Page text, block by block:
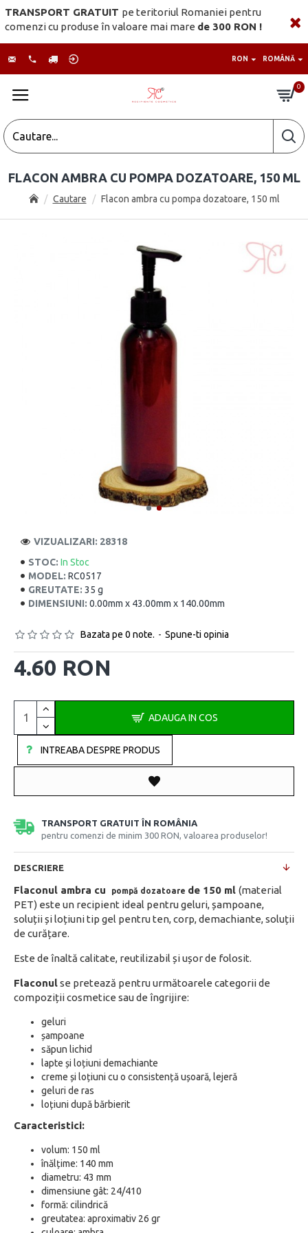
TRANSPORT GRATUIT pe teritoriul Romaniei pentru
comenzi cu produse în valoare mai mare de 300 RON !
RON ROMÂNĂ
0
Cautare Flacon ambra cu pompa dozatoare, 150 ml
FLACON AMBRA CU POMPA DOZATOARE, 150 ML
STOC: In Stoc
MODEL: RC0517
GREUTATE: 35 g
DIMENSIUNI: 0.00mm x 43.00mm x 140.00mm
VIZUALIZARI: 28318
Bazata pe 0 note. - Spune-ti opinia
4.60 RON
ADAUGA IN COS
INTREABA DESPRE PRODUS
TRANSPORT GRATUIT ÎN ROMÂNIA
pentru comenzi de minim 300 RON, valoarea produselor!
DESCRIERE
Flaconul ambra cu pompă dozatoare de 150 ml (material
PET) este un recipient ideal pentru geluri, șampoane,
soluții și loțiuni tip gel pentru ten, corp, demachiante, soluții
de curățare.
Este de înaltă calitate, reutilizabil și ușor de folosit.
Flaconulse pretează pentru următoarele categorii de
compoziții cosmetice sau de îngrijire:
geluri
șampoane
săpun lichid
lapte și loțiuni demachiante
creme și loțiuni cu o consistență ușoară, lejeră
geluri de ras
loțiuni după bărbierit
Caracteristici:
volum: 150 ml
înălțime: 140 mm
diametru: 43 mm
dimensiune gât: 24/410
formă: cilindrică
greutatea: aproximativ 26 gr